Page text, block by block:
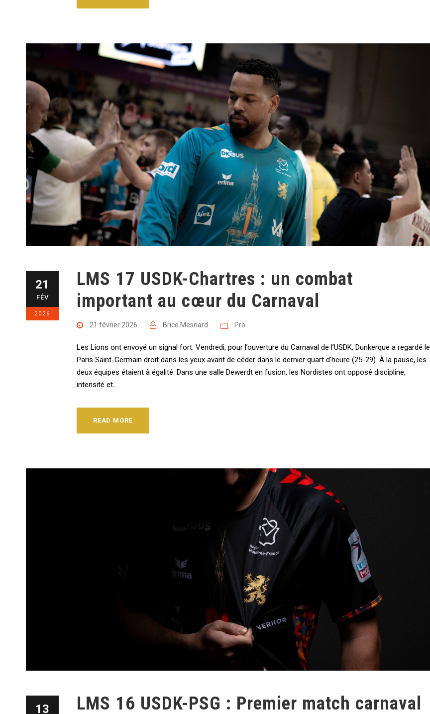
21
FÉV
2026
LMS 17 USDK-Chartres : un combat
important au cœur du Carnaval
21 février 2026 Brice Mesnard Pro
Les Lions ont envoyé un signal fort. Vendredi, pour l’ouverture du Carnaval de l’USDK, Dunkerque a regardé le
Paris Saint-Germain droit dans les yeux avant de céder dans le dernier quart d’heure (25-29). À la pause, les
deux équipes étaient à égalité. Dans une salle Dewerdt en fusion, les Nordistes ont opposé discipline,
intensité et...
READ MORE
13 LMS 16 USDK-PSG : Premier match carnaval